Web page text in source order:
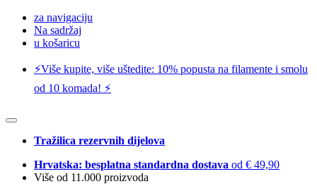
za navigaciju
Na sadržaj
u košaricu
⚡️Više kupite, više uštedite: 10% popusta na filamente i smolu
od 10 komada! ⚡️
Tražilica rezervnih dijelova
Hrvatska: besplatna standardna dostava od € 49,90
Više od 11.000 proizvoda